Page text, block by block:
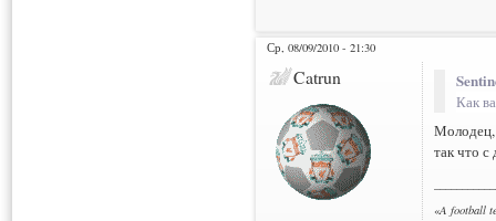
Ср, 08/09/2010 - 21:30
Catrun
Как
Молодец,
так что
«A football